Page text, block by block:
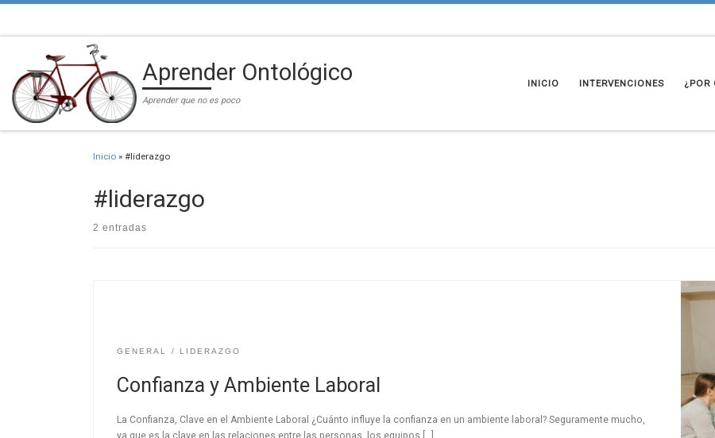
Aprender Ontológico
Aprender que no es poco
INICIO INTERVENCIONES ¿POR
Inicio » #liderazgo
#liderazgo
2 entradas
GENERAL LIDERAZGO
Confianza y Ambiente Laboral
La Confianza, Clave en el Ambiente Laboral ¿Cuánto influye la confianza en un ambiente laboral? Seguramente mucho,
ya que es la clave en las relaciones entre las personas, los equipos […]